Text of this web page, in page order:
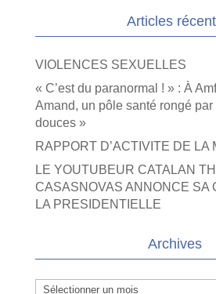
Articles
VIOLENCES SEXUELLES
« C’est du paranormal ! » : À
Amand, un pôle santé rongé
douces »
RAPPORT D’ACTIVITE DE LA
LE YOUTUBEUR CATALAN
CASASNOVAS ANNONCE SA
LA PRESIDENTIELLE
Archives
Archives